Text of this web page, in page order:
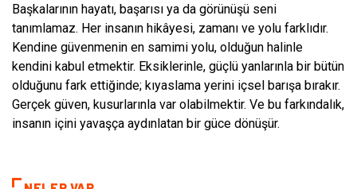
Başkalarının hayatı, başarısı ya da görünüşü seni
tanımlamaz. Her insanın hikâyesi, zamanı ve yolu farklıdır.
Kendine güvenmenin en samimi yolu, olduğun halinle
kendini kabul etmektir. Eksiklerinle, güçlü yanlarınla bir bütün
olduğunu fark ettiğinde; kıyaslama yerini içsel barışa bırakır.
Gerçek güven, kusurlarınla var olabilmektir. Ve bu farkındalık,
insanın içini yavaşça aydınlatan bir güce dönüşür.